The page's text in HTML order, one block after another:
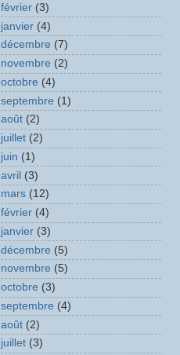
février (3)
janvier (4)
décembre (7)
novembre (2)
octobre (4)
septembre (1)
août (2)
juillet (2)
juin (1)
avril (3)
mars (12)
février (4)
janvier (3)
décembre (5)
novembre (5)
octobre (3)
septembre (4)
août (2)
juillet (3)